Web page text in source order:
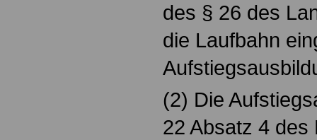
des § 26 des
die Laufbahn
(2) Die
22 Absatz 4